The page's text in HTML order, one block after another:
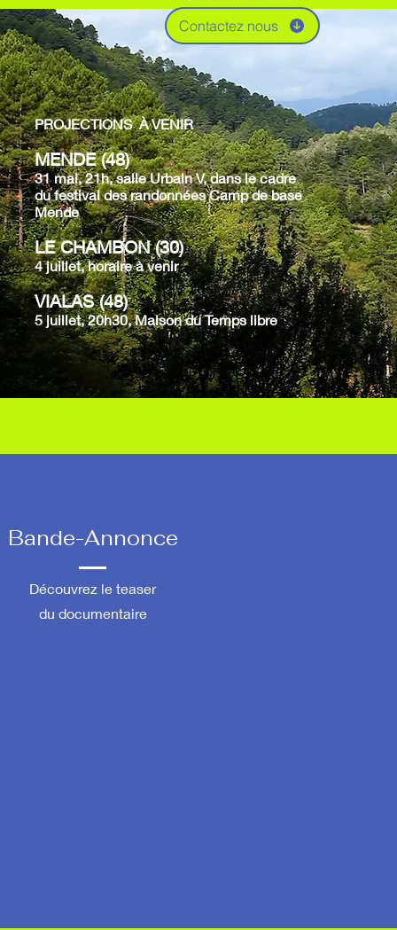
PROJECTIONS À VENIR
​MENDE (48)
31 mai, 21h, salle Urbain V, dans le cadre
du festival des randonnées Camp de base
Mende
​LE CHAMBON (30)
4 juillet, horaire à venir​
VIALAS (48)
5 juillet, 20h30, Maison du Temps libre
Contactez nous
Bande-Annonce
Découvrez le teaser
du documentaire